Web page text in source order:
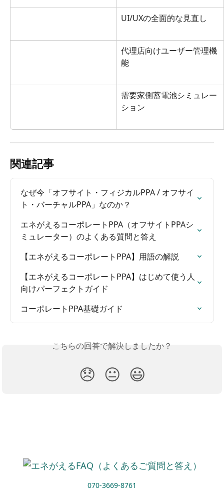
UI/UXの全面的な見直し
代理店向けユーザー管理機
能
需要家側蓄電池シミュレー
ション
関連記事
なぜ今「オフサイト・フィジカルPPA / オフサイ
ト・バーチャルPPA」なのか？
エネがえるコーポレートPPA（オフサイトPPAシ
ミュレーター）のよくある質問と答え
【エネがえるコーポレートPPA】用語の解説
【エネがえるコーポレートPPA】はじめて使う人
向けパーフェクトガイド
コーポレートPPA基礎ガイド
こちらの回答で解決しましたか？
😞 😐 😃
070-3669-8761